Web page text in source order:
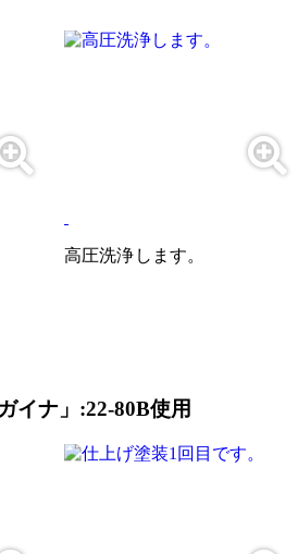
高圧洗浄します。
イナ」:22-80B使用